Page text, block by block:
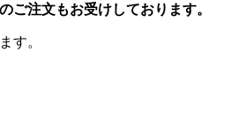
ご注文もお受けしております。
す。